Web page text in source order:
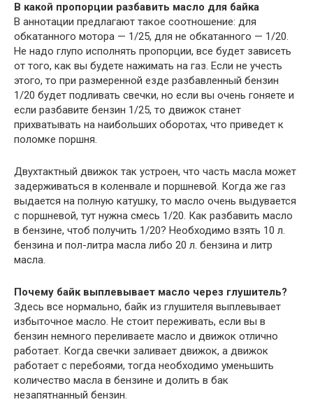
В какой пропорции разбавить масло для байка
В аннотации предлагают такое соотношение: для
обкатанного мотора — 1/25, для не обкатанного — 1/20.
Не надо глупо исполнять пропорции, все будет зависеть
от того, как вы будете нажимать на газ. Если не учесть
этого, то при размеренной езде разбавленный бензин
1/20 будет подливать свечки, но если вы очень гоняете и
если разбавите бензин 1/25, то движок станет
прихватывать на наибольших оборотах, что приведет к
поломке поршня.
Двухтактный движок так устроен, что часть масла может
задерживаться в коленвале и поршневой. Когда же газ
выдается на полную катушку, то масло очень выдувается
с поршневой, тут нужна смесь 1/20. Как разбавить масло
в бензине, чтоб получить 1/20? Необходимо взять 10 л.
бензина и пол-литра масла либо 20 л. бензина и литр
масла.
Почему байк выплевывает масло через глушитель?
Здесь все нормально, байк из глушителя выплевывает
избыточное масло. Не стоит переживать, если вы в
бензин немного переливаете масло и движок отлично
работает. Когда свечки заливает движок, а движок
работает с перебоями, тогда необходимо уменьшить
количество масла в бензине и долить в бак
незапятнанный бензин.